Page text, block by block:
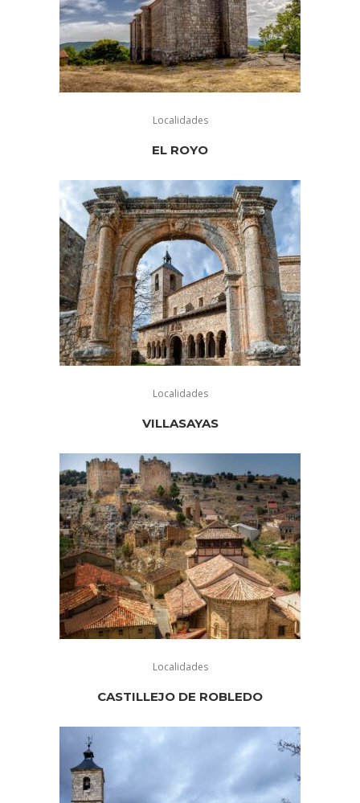
Localidades
EL ROYO
Localidades
VILLASAYAS
Localidades
CASTILLEJO DE ROBLEDO